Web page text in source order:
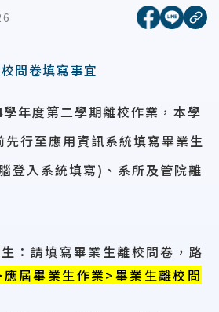
[另開新
[另開
複
問卷填寫事宜
年度第二學期離校作業，本學
行至應用資訊系統填寫畢業生
登入系統填寫)、系所及管院離
填寫畢業生離校問卷，路
屆畢業生作業>畢業生離校問